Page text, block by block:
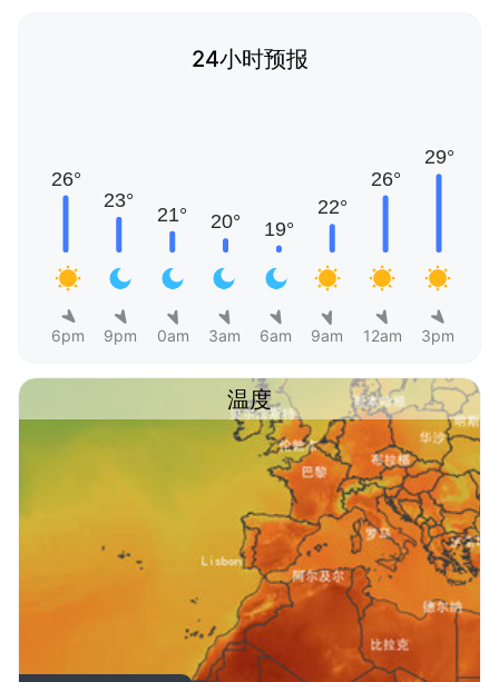
24小时预报
6pm 9pm 0am 3am 6am 9am 12am 3pm
温度